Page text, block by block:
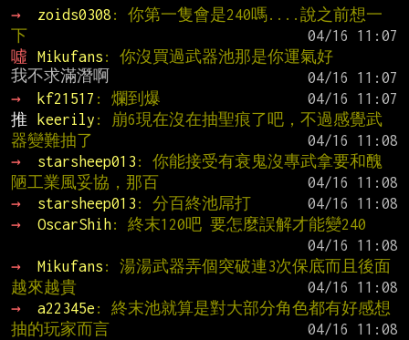
→
zoids0308 : 你第一隻會是240嗎....說之前想一
下
噓
Mikufans : 你沒買過武器池那是你運氣好
→
kf21517 : 爛到爆
推
keerily : 崩6現在沒在抽聖痕了吧，不過感覺武
器變難抽了
→
starsheep013 : 你能接受有衰鬼沒專武拿要和醜
陋工業風妥協，那百
→
starsheep013 : 分百終池屌打
→
OscarShih: 終末120吧 要怎麼誤解才能變240
→
Mikufans : 湯湯武器弄個突破連3次保底而且後面
越來越貴
→
a22345e : 終末池就算是對大部分角色都有好感想
抽的玩家而言